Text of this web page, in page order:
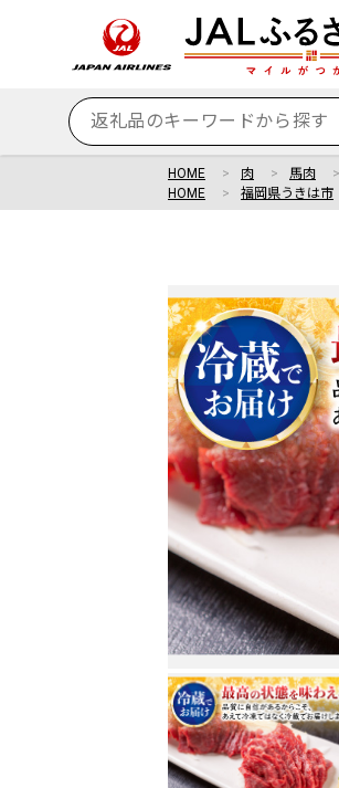
HOME 肉 馬肉
HOME
福岡県うきは市